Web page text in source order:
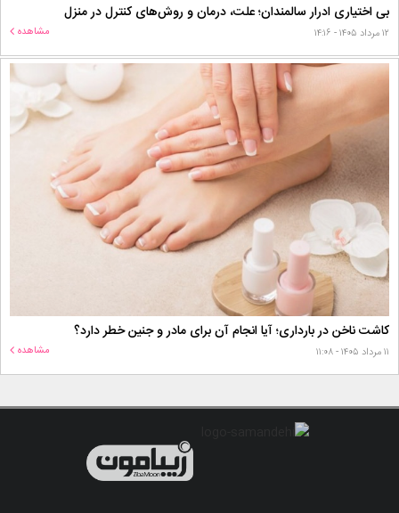
بی اختیاری ادرار سالمندان؛ علت، درمان و روش‌های کنترل در منزل
۱۲ مرداد ۱۴۰۵ - ۱۴:۱۶ مشاهده
کاشت ناخن در بارداری؛ آیا انجام آن برای مادر و جنین خطر دارد؟
۱۱ مرداد ۱۴۰۵ - ۱۱:۰۸ مشاهده